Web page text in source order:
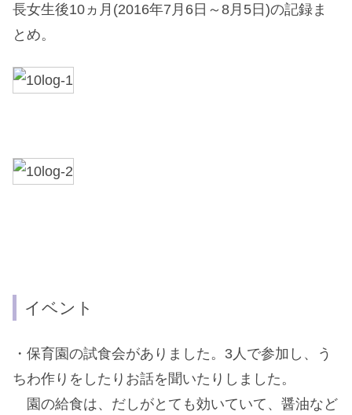
長女生後10ヵ月(2016年7月6日～8月5日)の記録ま
とめ。
イベント
・保育園の試食会がありました。3人で参加し、う
ちわ作りをしたりお話を聞いたりしました。
園の給食は、だしがとても効いていて、醤油など